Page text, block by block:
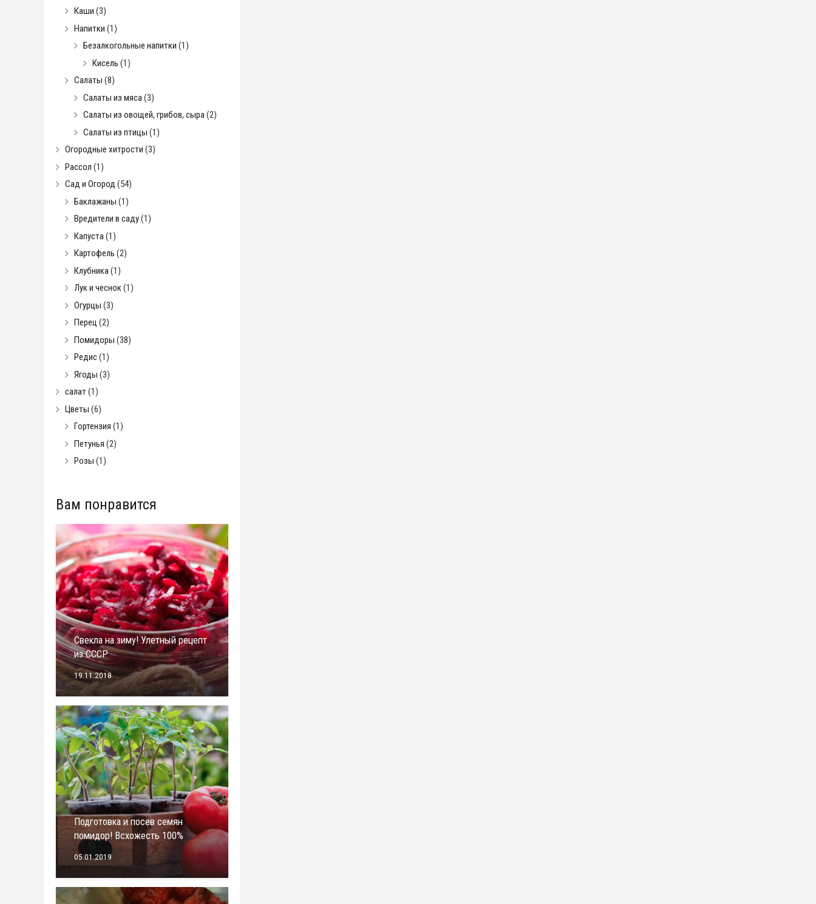
Каши (3)
Напитки (1)
Безалкогольные напитки (1)
Кисель (1)
Салаты (8)
Салаты из мяса (3)
Салаты из овощей, грибов, сыра(2)
Салаты из птицы (1)
Огородные хитрости (3)
Рассол (1)
Сад и Огород (54)
Баклажаны (1)
Вредители в саду(1)
Капуста (1)
Картофель (2)
Клубника (1)
Лук и чеснок(1)
Огурцы (3)
Перец (2)
Помидоры (38)
Редис(1)
Ягоды (3)
салат(1)
Цветы (6)
Гортензия (1)
Петунья (2)
Розы (1)
Вам понравится
Свекла на зиму! Улетный рецепт
из СССР
19.11.2018
Подготовка и посев семян
помидор! Всхожесть 100%
05.01.2019